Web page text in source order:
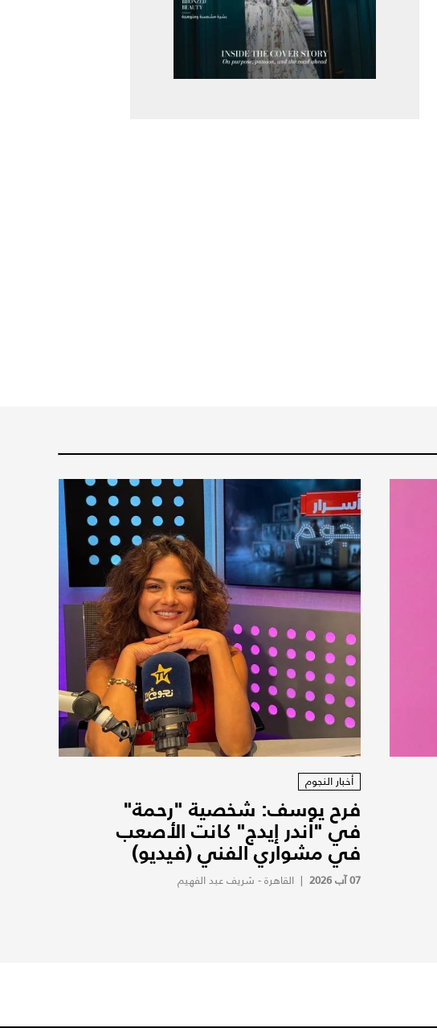
أخبار النجوم
فرح يوسف: شخصية "رحمة"
في "أندر إيدج" كانت الأصعب
في مشواري الفني (فيديو)
07 آب 2026 |القاهرة - شريف عبد الفهيم